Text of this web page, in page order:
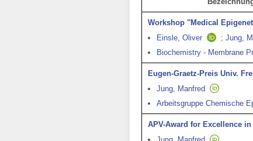
Workshop "Medical
Einsle, Oliver
; Jung,
Biochemistry - Membrane
Eugen-Graetz-Preis Univ.
Jung, Manfred
Arbeitsgruppe Chemische
APV-Award for Excellence